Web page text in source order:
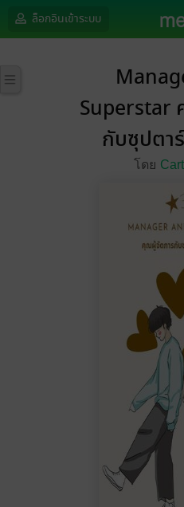
ล็อกอินเข้าระบบ
Superstar
กับซุปตา
โดย